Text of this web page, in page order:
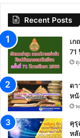
Recent Posts
เก
71
ด
หนั
พ
คุรุ
หลั